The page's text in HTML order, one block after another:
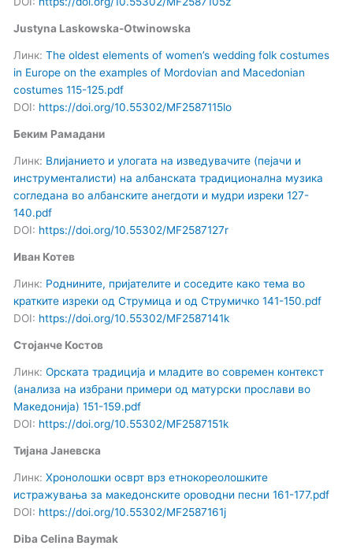
Justyna Laskowska-Otwinowska
Линк: The oldest elements of women’s wedding folk costumes
in Europe on the examples of Mordovian and Macedonian
costumes 115-125.pdf
DOI: https://doi.org/10.55302/MF2587115lo
Беким Рамадани
Линк: Влијанието и улогата на изведувачите (пејачи и
инструменталисти) на албанската традиционална музика
согледана во албанските анегдоти и мудри изреки 127-
140.pdf
DOI: https://doi.org/10.55302/MF2587127r
Иван Котев
Линк: Роднините, пријателите и соседите како тема во
кратките изреки од Струмица и од Струмичко 141-150.pdf
DOI: https://doi.org/10.55302/MF2587141k
Стојанче Костов
Линк: Орската традиција и младите во современ контекст
(анализа на избрани примери од матурски прослави во
Македонија) 151-159.pdf
DOI: https://doi.org/10.55302/MF2587151k
Тијана Јаневска
Линк: Хронолошки осврт врз етнокореолошките
истражувања за македонските ороводни песни 161-177.pdf
DOI: https://doi.org/10.55302/MF2587161j
Diba Celina Baymak